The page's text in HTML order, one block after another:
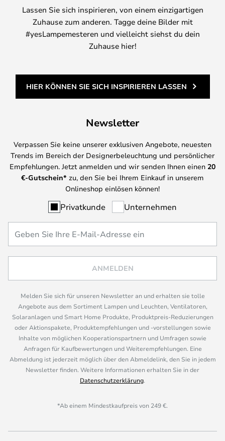
Lassen Sie sich inspirieren, von einem einzigartigen
Zuhause zum anderen. Tagge deine Bilder mit
#yesLampemesteren und vielleicht siehst du dein
Zuhause hier!
HIER KÖNNEN SIE SICH INSPIRIEREN LASSEN
Newsletter
Verpassen Sie keine unserer exklusiven Angebote, neuesten
Trends im Bereich der Designerbeleuchtung und persönlicher
Empfehlungen. Jetzt anmelden und wir senden Ihnen einen 20
€-Gutschein* zu, den Sie bei Ihrem Einkauf in unserem
Onlineshop einlösen können!
Privatkunde Unternehmen
ANMELDEN
Melden Sie sich für unseren Newsletter an und erhalten sie tolle
Angebote aus dem Sortiment Lampen und Leuchten, Ventilatoren,
Solaranlagen und Smart Home Produkte, Produktpreis-Reduzierungen
oder Aktionspakete, Produktempfehlungen und -vorstellungen sowie
Inhalte von möglichen Kooperationspartnern und Umfragen sowie
Anfragen für Kaufbewertungen und Weiterempfehlungen. Eine
Abmeldung ist jederzeit möglich über den Abmeldelink, den Sie in jedem
Newsletter finden. Weitere Informationen erhalten Sie in der
Datenschutzerklärung.
*Ab einem Mindestkaufpreis von 249 €.